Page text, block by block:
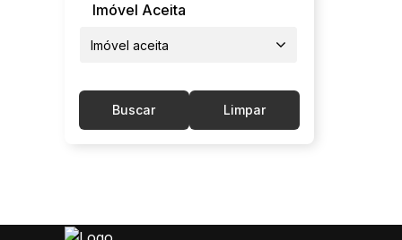
Imóvel Aceita
Imóvel aceita
Buscar Limpar